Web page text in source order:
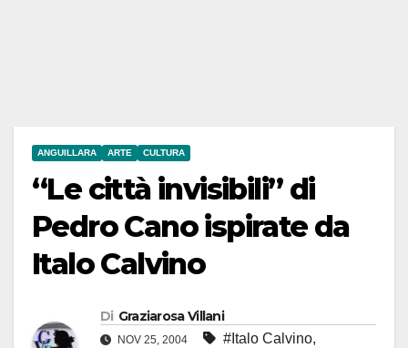
ANGUILLARA ARTE CULTURA
“Le città invisibili” di
Pedro Cano ispirate da
Italo Calvino
Di Graziarosa Villani
NOV 25, 2004 #Italo Calvino,